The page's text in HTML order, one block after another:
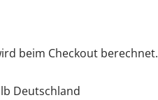
beim Checkout berechnet.
Deutschland